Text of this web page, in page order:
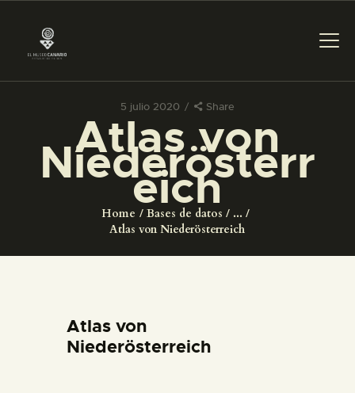
5 julio 2020 Share
Atlas von
Niederösterr
eich
Home Bases de datos
...
Atlas von Niederösterreich
PREPARAR LA VISITA
ACTIVIDADES
COLECCIONES
Atlas von
Niederösterreich